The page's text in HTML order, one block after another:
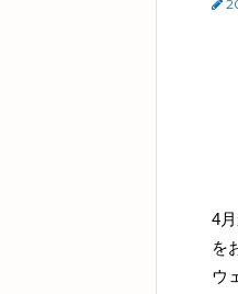
4
を
ウ